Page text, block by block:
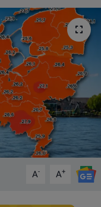
A- A+